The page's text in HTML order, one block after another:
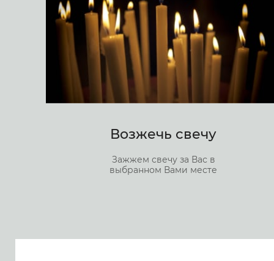
Возжечь свечу
Зажжем свечу за Вас в
выбранном Вами месте